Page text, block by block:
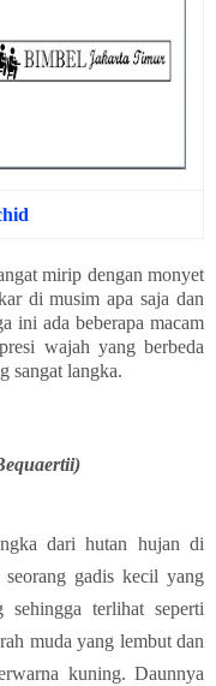
mirip dengan monyet
di musim apa saja dan
ini ada beberapa macam
wajah yang berbeda
sangat langka.
dari hutan hujan di
gadis kecil yang
sehingga terlihat seperti
muda yang lembut dan
kuning. Daunnya